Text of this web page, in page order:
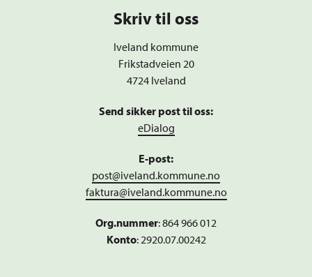
Skriv til oss
Iveland kommune
Frikstadveien 20
4724 Iveland
Send sikker post til oss:
eDialog
E-post:
post@iveland.kommune.no
faktura@iveland.kommune.no
Org.nummer:864 966 012
Konto: 2920.07.00242